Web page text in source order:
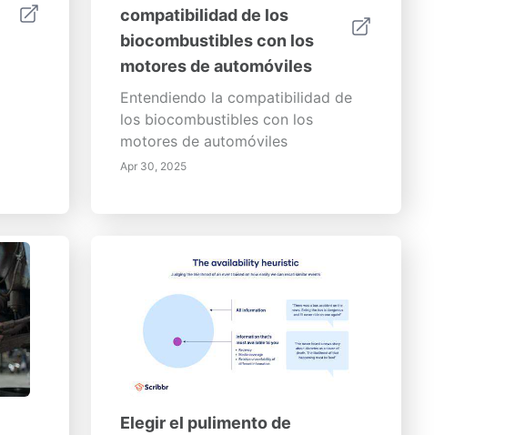
compatibilidad de los
biocombustibles con los
motores de automóviles
Entendiendo la compatibilidad de
los biocombustibles con los
motores de automóviles
Apr 30, 2025
Elegir el pulimento de